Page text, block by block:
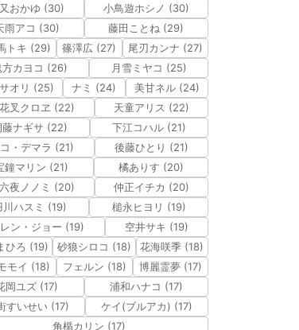
おかゆ (30)
小鳥遊ホシノ (30)
雨アコ (30)
藤田ことね (29)
トキ (29)
篠澤広 (27)
尾刃カンナ (27)
方カヨコ (26)
月雪ミヤコ (25)
オリ (25)
ナミ (24)
美甘ネル (24)
叉クロヱ (22)
天童アリス (22)
藤ナギサ (22)
下江コハル (21)
・デマラ (21)
後藤ひとり (21)
鐘マリン (21)
橘ありす (20)
夜ノノミ (20)
仲正イチカ (20)
川ハスミ (19)
槌永ヒヨリ (19)
ン・ジョー (19)
空井サキ (19)
ひろ (19)
砂狼シロコ (18)
花海咲季 (18)
モイ (18)
フェルン (18)
博麗霊夢 (17)
岡ユズ (17)
浦和ハナコ (17)
すいせい (17)
ケイ(ブルアカ) (17)
角楯カリン (17)